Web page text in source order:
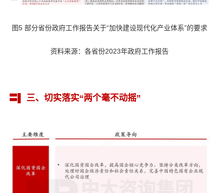
图5 部分省份政府工作报告关于“加快建设现代化产业体系”的要求
资料来源：各省份2023年政府工作报告
〓▌ 三、切实落实“两个毫不动摇”